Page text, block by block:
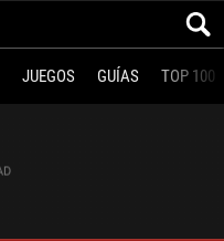
JUEGOS GUÍAS TOP 100